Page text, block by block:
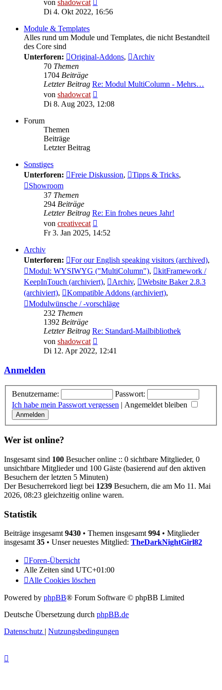
von shadowcat
Beitrag
Di 4. Okt 2022, 16:56
Module & Templates
Alles rund um Module und Templates, die nicht Bestandteil
des Core sind
Unterforen:
Original-Addons,
Archiv
70 Themen
1704 Beiträge
Letzter Beitrag Re: Modul MultiColumn - Mehrs…
von shadowcat
Beitrag
Di 8. Aug 2023, 12:08
Forum
Themen
Beiträge
Letzter Beitrag
Sonstiges
Unterforen:
Freie Diskussion, Tipps & Tricks,
Showroom
37 Themen
294 Beiträge
Letzter Beitrag Re: Ein frohes neues Jahr!
von creativecat
Beitrag
Fr 3. Jan 2025, 14:52
Archiv
Unterforen:
For our English speaking visitors (archived),
Modul: WYSIWYG ("MultiColumn"),
kitFramework /
KeepInTouch (archiviert), Archiv,
Website Baker 2.8.3
(archiviert), Kompatible Addons (archiviert),
Modulwünsche / -vorschläge
232 Themen
1392 Beiträge
Letzter Beitrag Re: Standard-Mailbibliothek
von shadowcat
Beitrag
Di 12. Apr 2022, 12:41
Anmelden
Benutzername:
Passwort:
Ich habe mein Passwort vergessen | Angemeldet bleiben
Wer ist online?
Insgesamt sind 100 Besucher online :: 0 sichtbare Mitglieder, 0
unsichtbare Mitglieder und 100 Gäste (basierend auf den aktiven
Besuchern der letzten 5 Minuten)
Der Besucherrekord liegt bei 1239 Besuchern, die am Mo 11. Mai
2026, 08:23 gleichzeitig online waren.
Statistik
Beiträge insgesamt 9430 • Themen insgesamt 994 • Mitglieder
insgesamt 35 • Unser neuestes Mitglied: TheDarkNightGirl82
Foren-Übersicht
Alle Zeiten sind UTC+01:00
Alle Cookies löschen
Powered by phpBB® Forum Software © phpBB Limited
Deutsche Übersetzung durch phpBB.de
Datenschutz | Nutzungsbedingungen